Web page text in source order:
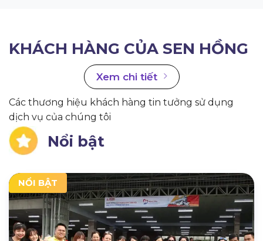
KHÁCH HÀNG CỦA SEN HỒNG
Xem chi tiết
Các thương hiệu khách hàng tin tưởng sử dụng
dịch vụ của chúng tôi
Nổi bật
NỔI BẬT